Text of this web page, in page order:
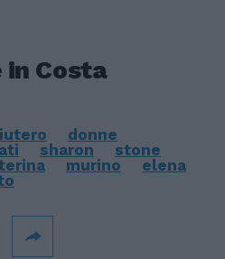
in Costa
donne
sharon
stone
murino
elena